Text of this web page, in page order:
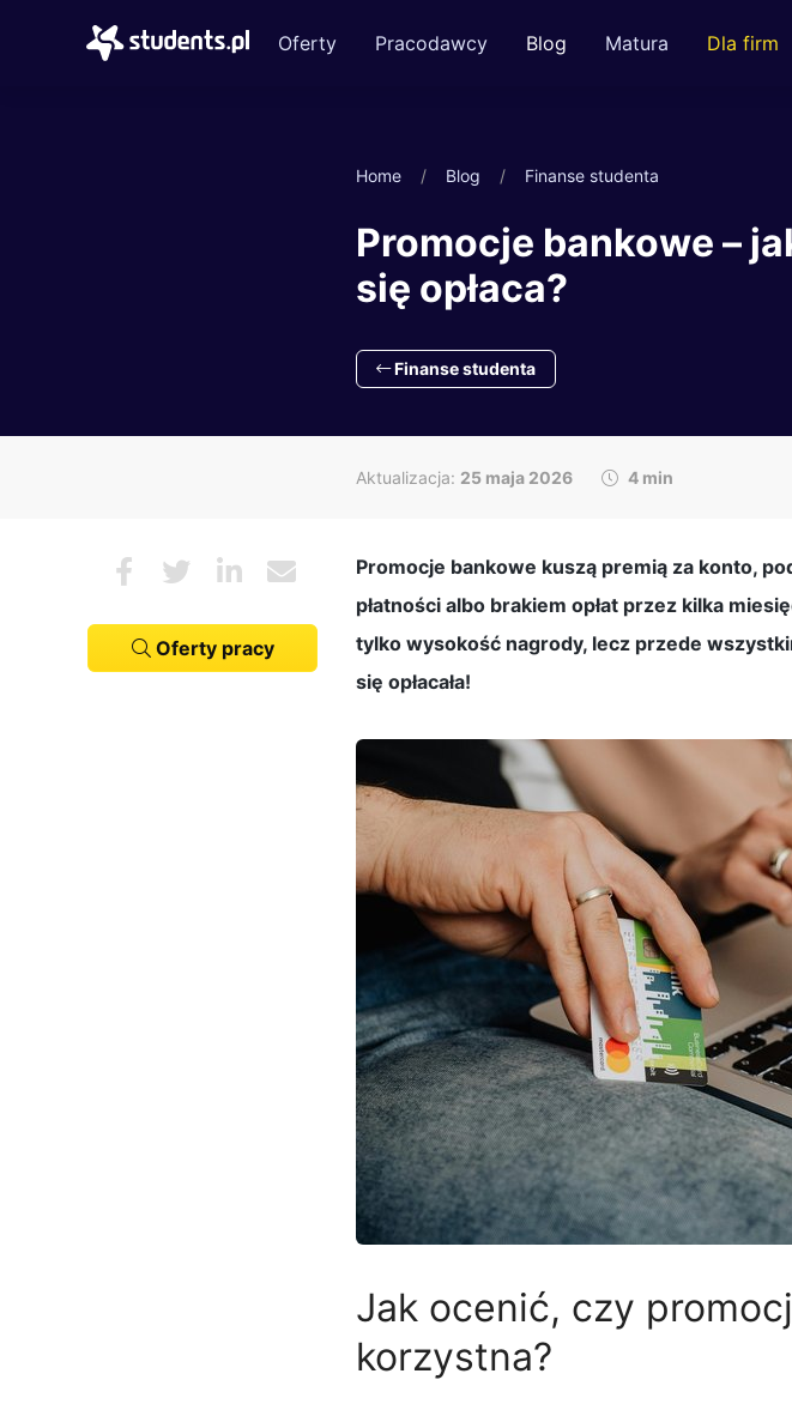
Oferty Pracodawcy Blog Matura Dla firm
Home Blog Finanse studenta
Promocje bankowe –
się opłaca?
Finanse studenta
Aktualizacja: 25 maja 2026 4 min
Promocje bankowe kuszą premią za konto,
płatności albo brakiem opłat przez kilka
tylko wysokość nagrody, lecz przede
się opłacała!
Jak ocenić, czy
korzystna?
Oferty pracy